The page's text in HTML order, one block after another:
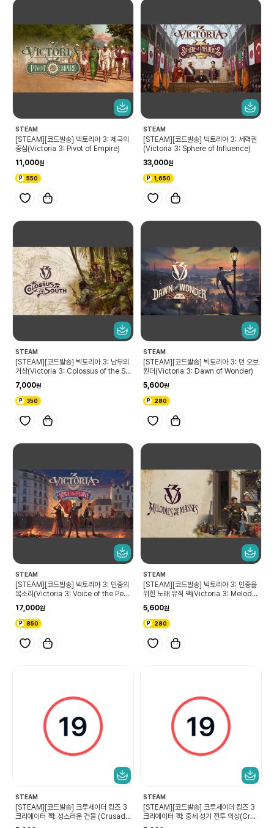
STEAM
[STEAM][코드발송] 빅토리아 3: 제국의
중심(Victoria 3: Pivot of Empire)
11,000
550
STEAM
[STEAM][코드발송] 빅토리아 3: 세력권
(Victoria 3: Sphere of Influence)
33,000
1,650
STEAM
[STEAM][코드발송] 빅토리아 3: 남부의
거상(Victoria 3: Colossus of the So
7,000
350
STEAM
[STEAM][코드발송] 빅토리아 3: 던 오브
원더(Victoria 3: Dawn of Wonder)
5,600
280
STEAM
[STEAM][코드발송] 빅토리아 3: 민중의
목소리(Victoria 3: Voice of the Peo
17,000
850
STEAM
[STEAM][코드발송] 빅토리아 3: 민중을
위한 노래 뮤직 팩(Victoria 3: Melodie
5,600
280
STEAM
[STEAM][코드발송] 크루세이더 킹즈 3
크리에이터 팩: 성스러운 건물 (Crusade
STEAM
[STEAM][코드발송] 크루세이더 킹즈 3
크리에이터 팩: 중세 성기 전투 의상(Crus